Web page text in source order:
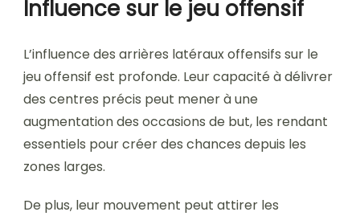
Influence sur le jeu offensif
L’influence des arrières latéraux offensifs sur le
jeu offensif est profonde. Leur capacité à délivrer
des centres précis peut mener à une
augmentation des occasions de but, les rendant
essentiels pour créer des chances depuis les
zones larges.
De plus, leur mouvement peut attirer les